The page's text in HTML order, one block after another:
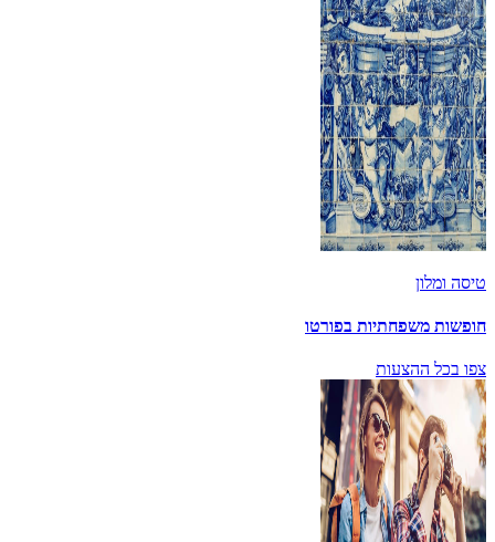
טיסה ומלון
חופשות משפחתיות בפורטו
צפו בכל ההצעות